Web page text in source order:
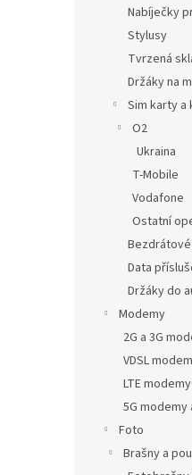
Nabíječky
Stylusy
Tvrzená
Držáky na
Sim karty a
O2
Ukraina
T-Mobile
Vodafone
Ostatní
Data
Držáky do
Modemy
2G a 3G
VDSL
LTE
5G
Foto
Brašny a